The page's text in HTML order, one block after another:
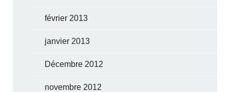
février 2013
janvier 2013
Décembre 2012
novembre 2012